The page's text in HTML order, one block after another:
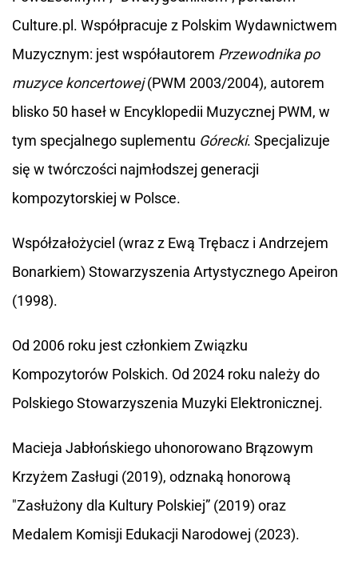
Culture.pl. Współpracuje z Polskim Wydawnictwem
Muzycznym: jest współautorem Przewodnika po
muzyce koncertowej(PWM 2003/2004), autorem
blisko 50 haseł w Encyklopedii Muzycznej PWM, w
tym specjalnego suplementu Górecki. Specjalizuje
się w twórczości najmłodszej generacji
kompozytorskiej w Polsce.
Współzałożyciel (wraz z Ewą Trębacz i Andrzejem
Bonarkiem) Stowarzyszenia Artystycznego Apeiron
(1998).
Od 2006 roku jest członkiem Związku
Kompozytorów Polskich. Od 2024 roku należy do
Polskiego Stowarzyszenia Muzyki Elektronicznej.
Macieja Jabłońskiego uhonorowano Brązowym
Krzyżem Zasługi (2019), odznaką honorową
"Zasłużony dla Kultury Polskiej” (2019) oraz
Medalem Komisji Edukacji Narodowej (2023).